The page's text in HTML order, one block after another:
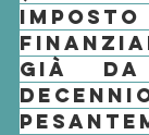
imposto
già